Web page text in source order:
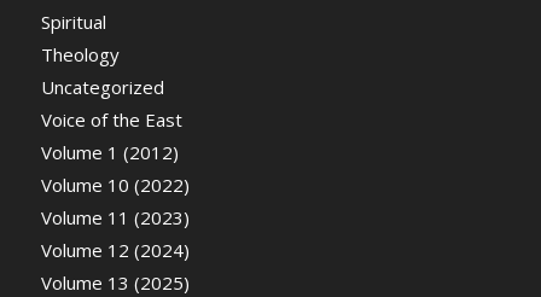
Spiritual
Theology
Uncategorized
Voice of the East
Volume 1 (2012)
Volume 10 (2022)
Volume 11 (2023)
Volume 12 (2024)
Volume 13 (2025)